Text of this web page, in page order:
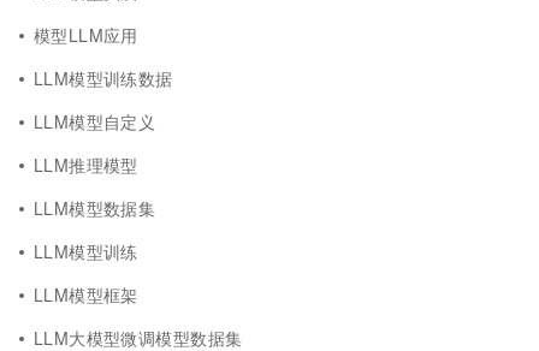
模型LLM应用
LLM模型训练数据
LLM模型自定义
LLM推理模型
LLM模型数据集
LLM模型训练
LLM模型框架
LLM大模型微调模型数据集